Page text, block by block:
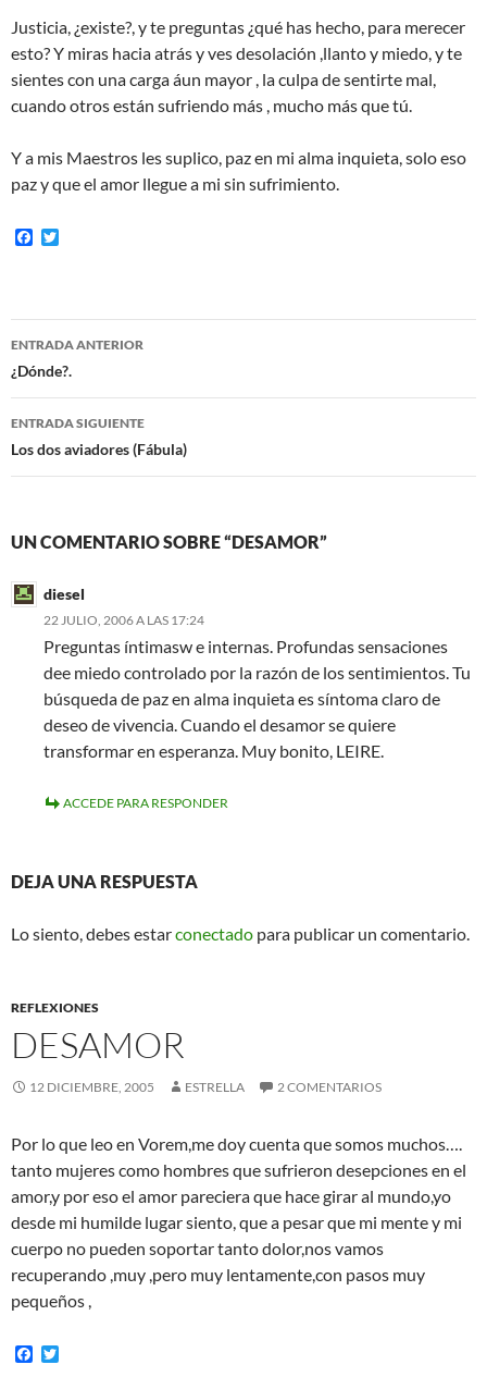
Justicia, ¿existe?, y te preguntas ¿qué has hecho, para merecer
esto? Y miras hacia atrás y ves desolación ,llanto y miedo, y te
sientes con una carga áun mayor , la culpa de sentirte mal,
cuando otros están sufriendo más , mucho más que tú.
Y a mis Maestros les suplico, paz en mi alma inquieta, solo eso
paz y que el amor llegue a mi sin sufrimiento.
F
o
o
e
r
Navegación
de
entradas
ENTRADA ANTERIOR
¿Dónde?.
ENTRADA SIGUIENTE
Los dos aviadores (Fábula)
UN COMENTARIO SOBRE “DESAMOR”
diesel
22 JULIO, 2006 A LAS 17:24
Preguntas íntimasw e internas. Profundas sensaciones
dee miedo controlado por la razón de los sentimientos. Tu
búsqueda de paz en alma inquieta es síntoma claro de
deseo de vivencia. Cuando el desamor se quiere
transformar en esperanza. Muy bonito, LEIRE.
ACCEDE PARA RESPONDER
DEJA UNA RESPUESTA
Lo siento, debes estarconectado para publicar un comentario.
REFLEXIONES
DESAMOR
12 DICIEMBRE, 2005 ESTRELLA 2 COMENTARIOS
Por lo que leo en Vorem,me doy cuenta que somos muchos….
tanto mujeres como hombres que sufrieron desepciones en el
amor,y por eso el amor pareciera que hace girar al mundo,yo
desde mi humilde lugar siento, que a pesar que mi mente y mi
cuerpo no pueden soportar tanto dolor,nos vamos
recuperando ,muy ,pero muy lentamente,con pasos muy
pequeños ,
F